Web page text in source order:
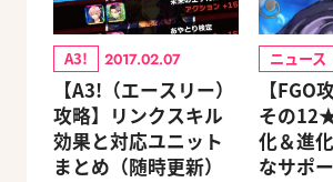
A3! 2017.02.07
【A3!（エースリー）
攻略】リンクスキル
効果と対応ユニット
まとめ（随時更新）
ニュース
【FGO
その
化＆進
なサポ